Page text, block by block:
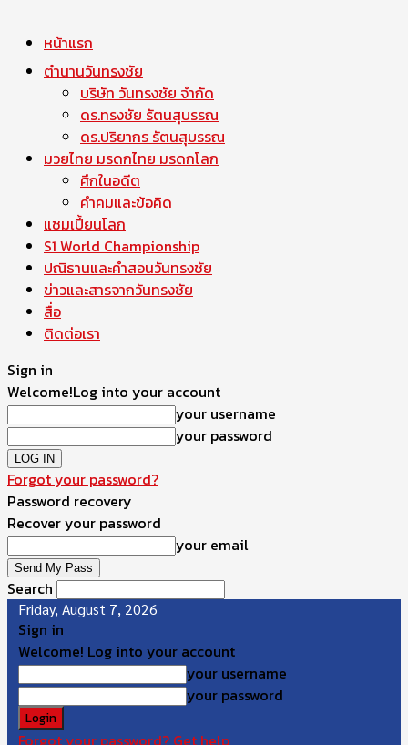
หน้าแรก
ตำนานวันทรงชัย
บริษัท วันทรงชัย จำกัด
ดร.ทรงชัย รัตนสุบรรณ
ดร.ปริยากร รัตนสุบรรณ
มวยไทย มรดกไทย มรดกโลก
ศึกในอดีต
คำคมและข้อคิด
แชมเปี้ยนโลก
S1 World Championship
ปณิธานและคำสอนวันทรงชัย
ข่าวและสารจากวันทรงชัย
สื่อ
ติดต่อเรา
Sign in
Welcome!Log into your account
your username
your password
Forgot your password?
Password recovery
Recover your password
your email
Search
Friday, August 7, 2026
Sign in
Welcome! Log into your account
your username
your password
Forgot your password? Get help